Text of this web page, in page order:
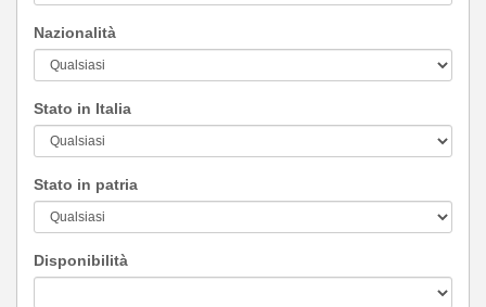
Nazionalità
Stato in Italia
Stato in patria
Disponibilità